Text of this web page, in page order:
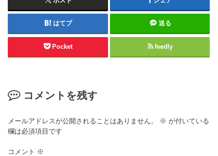
はてブ 送る
Pocket feedly
コメントを残す
メールアドレスが公開されることはありません。 ※ が付いている
欄は必須項目です
コメント ※